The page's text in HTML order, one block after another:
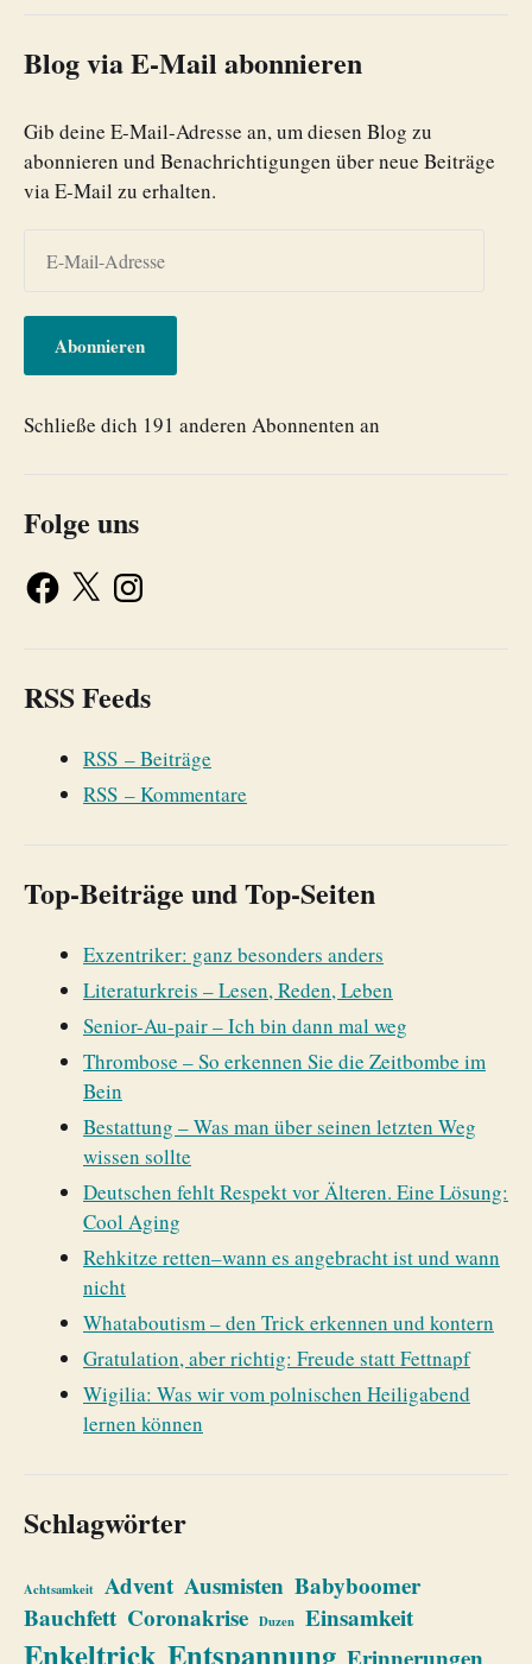
Blog via E-Mail abonnieren
Gib deine E-Mail-Adresse an, um diesen Blog zu
abonnieren und Benachrichtigungen über neue Beiträge
via E-Mail zu erhalten.
Abonnieren
Schließe dich 191 anderen Abonnenten an
Folge uns
RSS Feeds
RSS – Beiträge
RSS – Kommentare
Top-Beiträge und Top-Seiten
Exzentriker: ganz besonders anders
Literaturkreis – Lesen, Reden, Leben
Senior-Au-pair – Ich bin dann mal weg
Thrombose – So erkennen Sie die Zeitbombe im
Bein
Bestattung – Was man über seinen letzten Weg
wissen sollte
Deutschen fehlt Respekt vor Älteren. Eine Lösung:
Cool Aging
Rehkitze retten–wann es angebracht ist und wann
nicht
Whataboutism – den Trick erkennen und kontern
Gratulation, aber richtig: Freude statt Fettnapf
Wigilia: Was wir vom polnischen Heiligabend
lernen können
Schlagwörter
Achtsamkeit Advent Ausmisten Babyboomer
Bauchfett Coronakrise Duzen Einsamkeit
Enkeltrick Entspannung